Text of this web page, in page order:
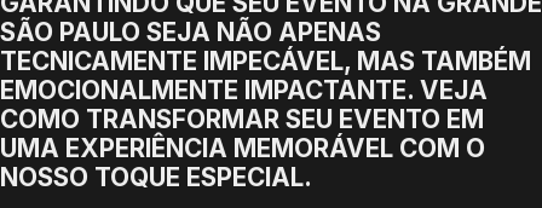
SÃO PAULO SEJA NÃO APENAS
TECNICAMENTE IMPECÁVEL, MAS TAMBÉM
EMOCIONALMENTE IMPACTANTE. VEJA
COMO TRANSFORMAR SEU EVENTO EM
UMA EXPERIÊNCIA MEMORÁVEL COM O
NOSSO TOQUE ESPECIAL.